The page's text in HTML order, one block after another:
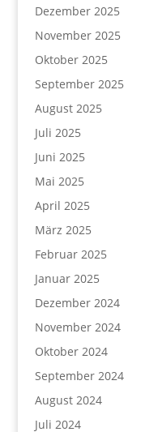
Dezember 2025
November 2025
Oktober 2025
September 2025
August 2025
Juli 2025
Juni 2025
Mai 2025
April 2025
März 2025
Februar 2025
Januar 2025
Dezember 2024
November 2024
Oktober 2024
September 2024
August 2024
Juli 2024